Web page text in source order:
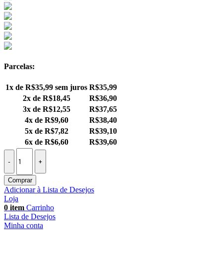
Parcelas:
1x de R$35,99 sem juros R$35,99
2x de R$18,45 R$36,90
3x de R$12,55 R$37,65
4x de R$9,60 R$38,40
5x de R$7,82 R$39,10
6x de R$6,60 R$39,60
Comprar
Adicionar à Lista de Desejos
Loja
0 item Carrinho
Lista de Desejos
Minha conta